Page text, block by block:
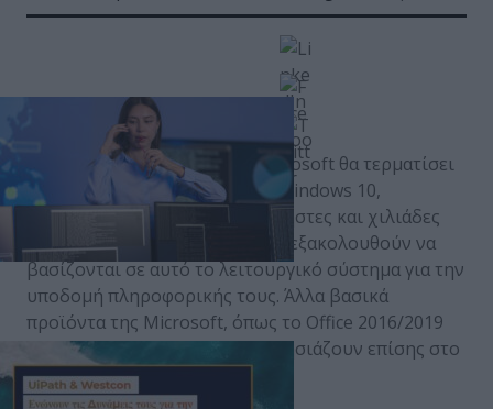
Τον Οκτώβριο του 2025, η Microsoft θα τερματίσει
επίσημα την υποστήριξη των Windows 10,
επηρεάζοντας εκατομμύρια χρήστες και χιλιάδες
επιχειρήσεις παγκοσμίως, που εξακολουθούν να
βασίζονται σε αυτό το λειτουργικό σύστημα για την
υποδομή πληροφορικής τους. Άλλα βασικά
προϊόντα της Microsoft, όπως το Office 2016/2019
και ο Exchange Server 2019, πλησιάζουν επίσης στο
τέλος του κύκλου υποστήριξης.